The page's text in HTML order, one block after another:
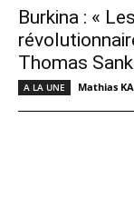
Burkina : «
Thomas
A LA UNE Mathias